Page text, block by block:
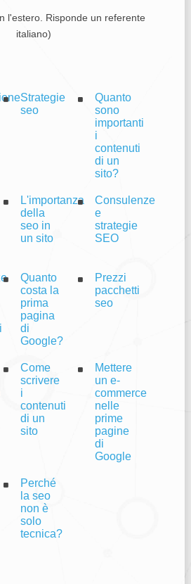
l'estero. Risponde un referente
italiano)
Strategie
seo
Quanto
sono
importanti
i
contenuti
di un
sito?
L'importanza
della
seo in
un sito
Consulenze
e
strategie
SEO
Quanto
costa la
prima
pagina
di
Google?
Prezzi
pacchetti
seo
Come
scrivere
i
contenuti
di un
sito
Mettere
un e-
commerce
nelle
prime
pagine
di
Google
Perché
la seo
non è
solo
tecnica?